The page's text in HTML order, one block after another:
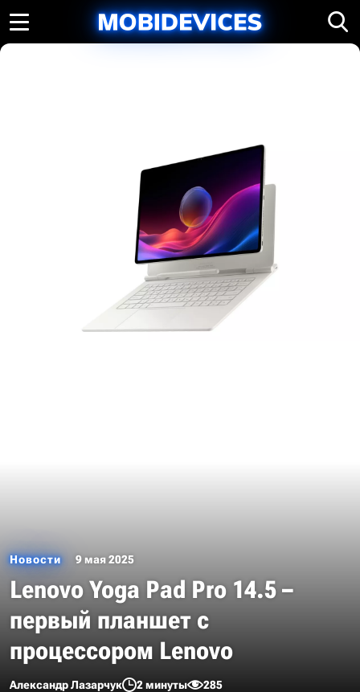
Новости 9 мая 2025
Lenovo Yoga Pad Pro 14.5 –
первый планшет с
процессором Lenovo
Александр Лазарчук 2 минуты 285